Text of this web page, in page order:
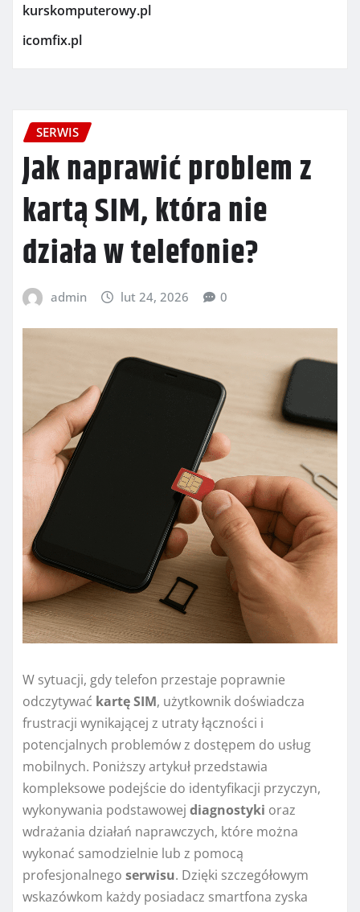
kurskomputerowy.pl
icomfix.pl
SERWIS
Jak naprawić problem z
kartą SIM, która nie
działa w telefonie?
admin lut 24, 2026 0
W sytuacji, gdy telefon przestaje poprawnie
odczytywać kartę SIM, użytkownik doświadcza
frustracji wynikającej z utraty łączności i
potencjalnych problemów z dostępem do usług
mobilnych. Poniższy artykuł przedstawia
kompleksowe podejście do identyfikacji przyczyn,
wykonywania podstawowej diagnostyki oraz
wdrażania działań naprawczych, które można
wykonać samodzielnie lub z pomocą
profesjonalnego serwisu. Dzięki szczegółowym
wskazówkom każdy posiadacz smartfona zyska